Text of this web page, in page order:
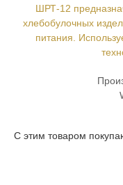
ШРТ-12
хлебобулочных
питания.
С этим товаром